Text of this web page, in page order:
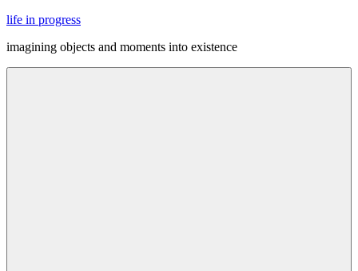
Skip
content
life in progress
imagining objects and moments into existence